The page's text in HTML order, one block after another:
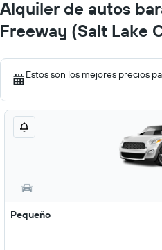
Alquiler de autos
Freeway (Salt Lake
Estos son los mejores precios
Pequeño